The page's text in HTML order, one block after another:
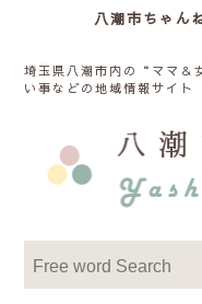
八潮市ちゃん
埼玉県八潮市内の“ママ＆
い事などの地域情報サイト